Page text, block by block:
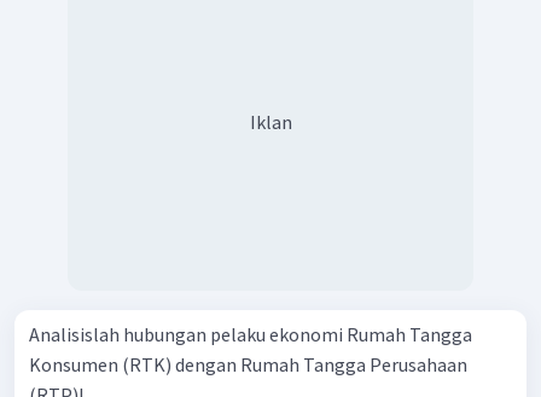
Iklan
Analisislah hubungan pelaku ekonomi Rumah Tangga
Konsumen (RTK) dengan Rumah Tangga Perusahaan